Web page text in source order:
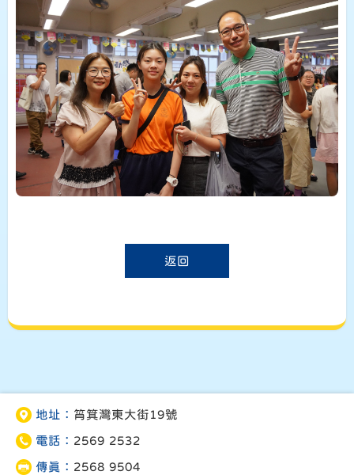
返回
地址： 筲箕灣東大街19號
電話： 2569 2532
傳真： 2568 9504